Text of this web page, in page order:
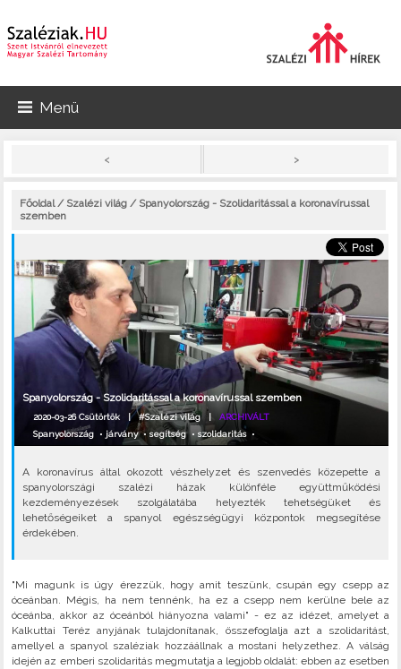
Menü
< >
Főoldal/ Szalézi világ / Spanyolország - Szolidaritással a koronavírussal
szemben
Spanyolország - Szolidaritással a koronavírussal szemben
2020-03-26 Csütörtök |#Szalézi világ|ARCHIVÁLT
Spanyolország • járvány•segítség•szolidaritás•
A koronavírus által okozott vészhelyzet és szenvedés közepette a
spanyolországi szalézi házak különféle együttműködési
kezdeményezések szolgálatába helyezték tehetségüket és
lehetőségeiket a spanyol egészségügyi központok megsegítése
érdekében.
"Mi magunk is úgy érezzük, hogy amit teszünk, csupán egy csepp az
óceánban. Mégis, ha nem tennénk, ha ez a csepp nem kerülne bele az
óceánba, akkor az óceánból hiányozna valami" - ez az idézet, amelyet a
Kalkuttai Teréz anyjának tulajdonítanak, összefoglalja azt a szolidaritást,
amellyel a spanyol szaléziak hozzáállnak a mostani helyzethez. A válság
idején az emberi szolidaritás megmutatja a legjobb oldalát: ebben az esetben